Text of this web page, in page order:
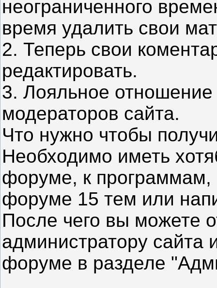
неограниченного
время удалить свои
2. Теперь свои
редактировать.
3. Лояльное
модераторов сайта.
Что нужно чтобы
Необходимо иметь
форуме, к программам,
форуме 15 тем или
После чего вы можете
администратору сайта
форуме в разделе